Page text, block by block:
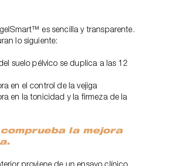
es sencilla y transparente.
lo siguiente:
suelo pélvico se duplica a las 12
en el control de la vejiga
en la tonicidad y la firmeza de la
la mejora
proviene de un ensayo clínico